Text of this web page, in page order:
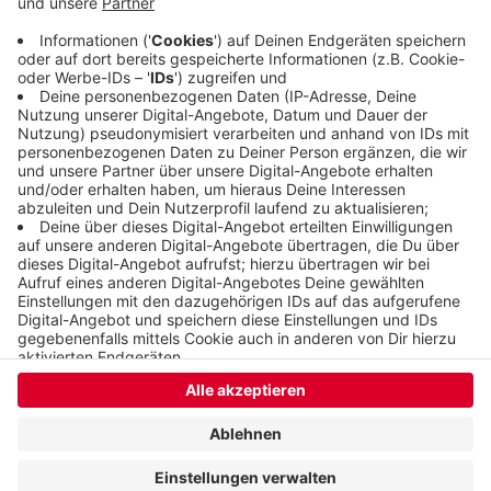
stärken.
Veröffentlicht: Freitag, 15.11.2019 13:09
Anzeige
Anzeige